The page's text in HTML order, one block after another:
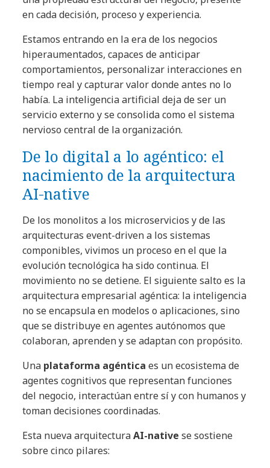
en cada decisión, proceso y experiencia.
Estamos entrando en la era de los negocios
hiperaumentados, capaces de anticipar
comportamientos, personalizar interacciones en
tiempo real y capturar valor donde antes no lo
había. La inteligencia artificial deja de ser un
servicio externo y se consolida como el sistema
nervioso central de la organización.
De lo digital a lo agéntico: el
nacimiento de la arquitectura
AI-native
De los monolitos a los microservicios y de las
arquitecturas event-driven a los sistemas
componibles, vivimos un proceso en el que la
evolución tecnológica ha sido continua. El
movimiento no se detiene. El siguiente salto es la
arquitectura empresarial agéntica: la inteligencia
no se encapsula en modelos o aplicaciones, sino
que se distribuye en agentes autónomos que
colaboran, aprenden y se adaptan con propósito.
Una plataforma agéntica es un ecosistema de
agentes cognitivos que representan funciones
del negocio, interactúan entre sí y con humanos y
toman decisiones coordinadas.
Esta nueva arquitecturaAI-native se sostiene
sobre cinco pilares: